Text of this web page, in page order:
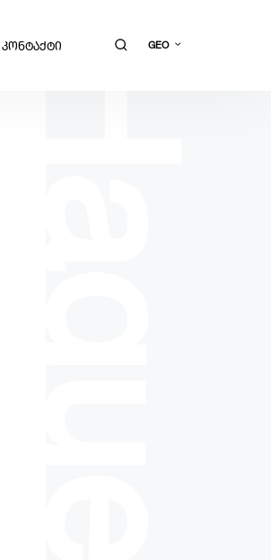
ᲙᲝᲜᲢᲐᲥᲢᲘ GEO